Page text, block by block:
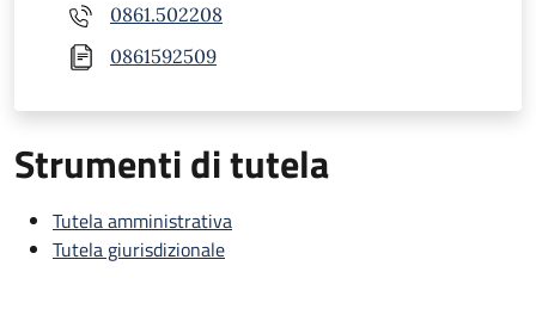
0861.502208
0861592509
Strumenti di tutela
Tutela amministrativa
Tutela giurisdizionale